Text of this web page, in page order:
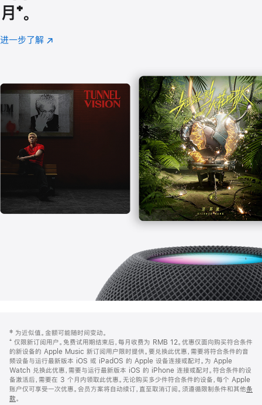
月 脚
注
⁺。
进一步了解 Apple
(在
口
中
打
开)
页
页
脚
注
‡ 为近似值。金额可能随时间变动。
⁺ 仅限新订阅用户。免费试用期结束后，每月收费为 RMB 12。优惠仅面向购买符合条件
的新设备的 Apple Music 新订阅用户限时提供。要兑换此优惠，需要将符合条件的音
频设备与运行最新版本 iOS 或 iPadOS 的 Apple 设备连接或配对。为 Apple
Watch 兑换此优惠，需要与运行最新版本 iOS 的 iPhone 连接或配对。符合条件的设
备激活后，需要在 3 个月内领取此优惠。无论购买多少件符合条件的设备，每个 Apple
账户仅可享受一次优惠。会员方案将自动续订，直至取消订阅。须遵循限制条件和其他条
款。